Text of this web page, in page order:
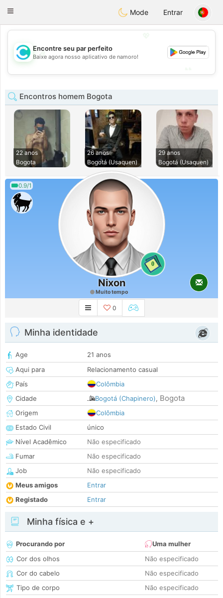
olombiaCitas
Toggle
Mode Entrar
💖
💕
Encontre seu par perfeito
Baixe agora nosso aplicativo de namoro!
Encontros homem Bogota
22 anos
Bogota
26 anos
Bogotá (Usaquen)
29 anos
Bogotá (Usaquen)
0.9/1
0
Nixon
Muito tempo
0
Minha identidade
Age
21 anos
Aqui para
Relacionamento casual
País
Colômbia
Cidade
Bogotá (Chapinero), Bogota
Origem
Colômbia
Estado Civil
único
Nível Acadêmico
Não especificado
Fumar
Não especificado
Job
Não especificado
Meus amigos
Entrar
Registado
Entrar
Minha física e +
Procurando por
Uma mulher
Cor dos olhos
Não especificado
Cor do cabelo
Não especificado
Tipo de corpo
Não especificado